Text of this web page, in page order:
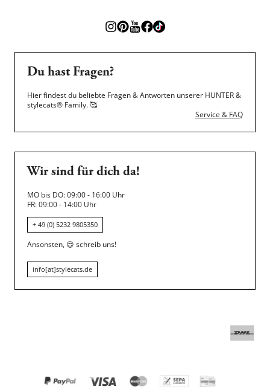
Du hast Fragen?
Hier findest du beliebte Fragen & Antworten unserer HUNTER &
stylecats® Family.🥰
Service & FAQ
Wir sind für dich da!
MO bis DO: 09:00 - 16:00 Uhr
FR: 09:00 - 14:00 Uhr
+ 49 (0) 5232 9805350
Ansonsten, 😍 schreib uns!
info[at]stylecats.de